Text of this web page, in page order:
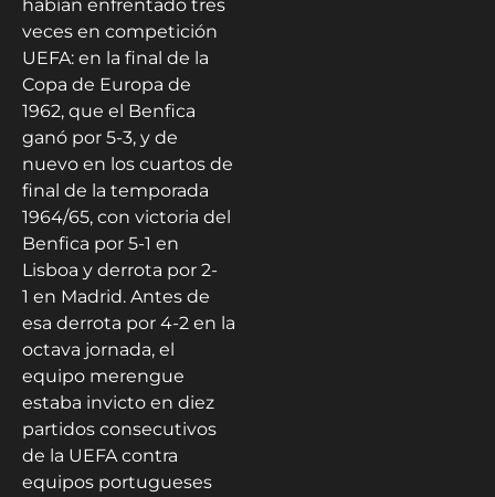
habían enfrentado tres
veces en competición
UEFA: en la final de la
Copa de Europa de
1962, que el Benfica
ganó por 5-3, y de
nuevo en los cuartos de
final de la temporada
1964/65, con victoria del
Benfica por 5-1 en
Lisboa y derrota por 2-
1 en Madrid. Antes de
esa derrota por 4-2 en la
octava jornada, el
equipo merengue
estaba invicto en diez
partidos consecutivos
de la UEFA contra
equipos portugueses